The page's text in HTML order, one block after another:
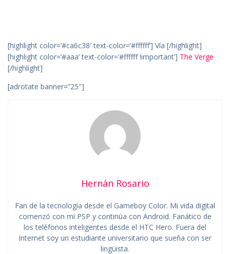
[highlight color=’#ca6c38′ text-color=’#ffffff’] Vía [/highlight]
[highlight color=’#aaa’ text-color=’#ffffff !important’] The Verge
[/highlight]
[adrotate banner=”25″]
Hernán Rosario
Fan de la tecnología desde el Gameboy Color. Mi vida digital
comenzó con mi PSP y continúa con Android. Fanático de
los teléfonos inteligentes desde el HTC Hero. Fuera del
Internet soy un estudiante universitario que sueña con ser
lingüista.